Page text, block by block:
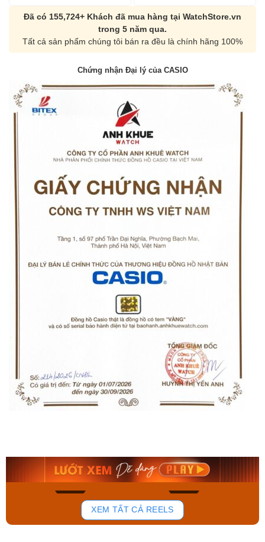
Đã có 155,724+ Khách đã mua hàng tại WatchStore.vn
trong 5 năm qua.
Tất cả sản phẩm chúng tôi bán ra đều là chính hãng 100%
Chứng nhận Đại lý của CASIO
136
Mua ngay Mua ngay
XEM TẤT CẢ REELS